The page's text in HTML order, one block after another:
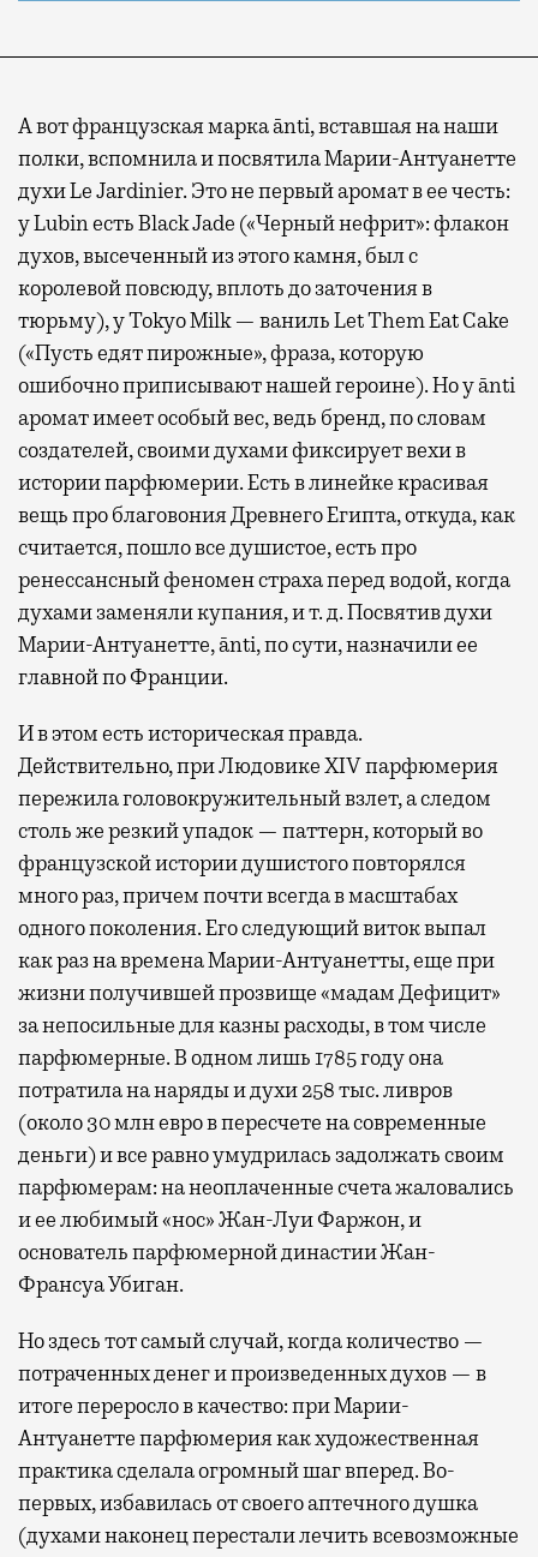
А вот французская марка ānti, вставшая на наши
полки, вспомнила и посвятила Марии-Антуанетте
духи Le Jardinier. Это не первый аромат в ее честь:
у Lubin есть Black Jade («Черный нефрит»: флакон
духов, высеченный из этого камня, был с
королевой повсюду, вплоть до заточения в
тюрьму), у Tokyo Milk — ваниль Let Them Eat Cake
(«Пусть едят пирожные», фраза, которую
ошибочно приписывают нашей героине). Но у ānti
аромат имеет особый вес, ведь бренд, по словам
создателей, своими духами фиксирует вехи в
истории парфюмерии. Есть в линейке красивая
вещь про благовония Древнего Египта, откуда, как
считается, пошло все душистое, есть про
ренессансный феномен страха перед водой, когда
духами заменяли купания, и т. д. Посвятив духи
Марии-Антуанетте, ānti, по сути, назначили ее
главной по Франции.
И в этом есть историческая правда.
Действительно, при Людовике XIV парфюмерия
пережила головокружительный взлет, а следом
столь же резкий упадок — паттерн, который во
французской истории душистого повторялся
много раз, причем почти всегда в масштабах
одного поколения. Его следующий виток выпал
как раз на времена Марии-Антуанетты, еще при
жизни получившей прозвище «мадам Дефицит»
за непосильные для казны расходы, в том числе
парфюмерные. В одном лишь 1785 году она
потратила на наряды и духи 258 тыс. ливров
(около 30 млн евро в пересчете на современные
деньги) и все равно умудрилась задолжать своим
парфюмерам: на неоплаченные счета жаловались
и ее любимый «нос» Жан-Луи Фаржон, и
основатель парфюмерной династии Жан-
Франсуа Убиган.
Но здесь тот самый случай, когда количество —
потраченных денег и произведенных духов — в
итоге переросло в качество: при Марии-
Антуанетте парфюмерия как художественная
практика сделала огромный шаг вперед. Во-
первых, избавилась от своего аптечного душка
(духами наконец перестали лечить всевозможные